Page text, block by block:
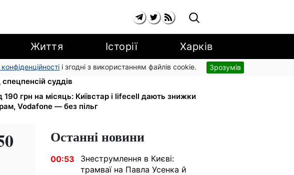
Життя Історії Харків
і згодні з використанням файлів cookie. Зрозумів
реформа у вересні: добровільні накопичення й
суддів
190 грн на місяць: Київстар і lifecell дають знижки
Vodafone — без пільг
Останні новини
00:53
Знеструмлення в Києві:
трамваї на Павла Усенка й